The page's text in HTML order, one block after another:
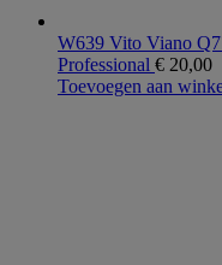
W639 Vito Viano
Professional € 20,00
Toevoegen aan